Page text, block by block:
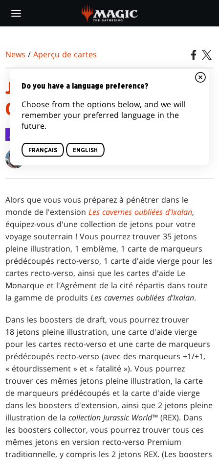
main
News /Aperçu de cartes
JETONS LES CAVERNES
OUBLIÉES D'IXALAN
Aperçu de cartes
Kendall Pepple
Alors que vous vous préparez à pénétrer dans le
monde de l'extensionLes cavernes oubliées d'Ixalan,
équipez-vous d'une collection de jetons pour votre
voyage souterrain ! Vous pourrez trouver 35 jetons
pleine illustration, 1 emblème, 1 carte de marqueurs
prédécoupés recto-verso, 1 carte d'aide vierge pour les
cartes recto-verso, ainsi que les cartes d'aide Le
Monarque et l'Agrément de la cité répartis dans toute
la gamme de produitsLes cavernes oubliées d'Ixalan.
Dans les boosters de draft, vous pourrez trouver
18 jetons pleine illustration, une carte d'aide vierge
pour les cartes recto-verso et une carte de marqueurs
prédécoupés recto-verso (avec des marqueurs +1/+1,
« étourdissement » et « fatalité »). Vous pourrez
trouver ces mêmes jetons pleine illustration, la carte
de marqueurs prédécoupés et la carte d'aide vierge
dans les boosters d'extension, ainsi que 2 jetons pleine
illustration de lacollection Jurassic World™ (REX). Dans
les boosters collector, vous pourrez trouver tous ces
mêmes jetons en version recto-verso Premium
traditionnelle, y compris les 2 jetons REX. (Les boosters
Do you have a language preference?
Choose from the options below, and we will
remember your preferred language in the
future.
FRANÇAIS ENGLISH